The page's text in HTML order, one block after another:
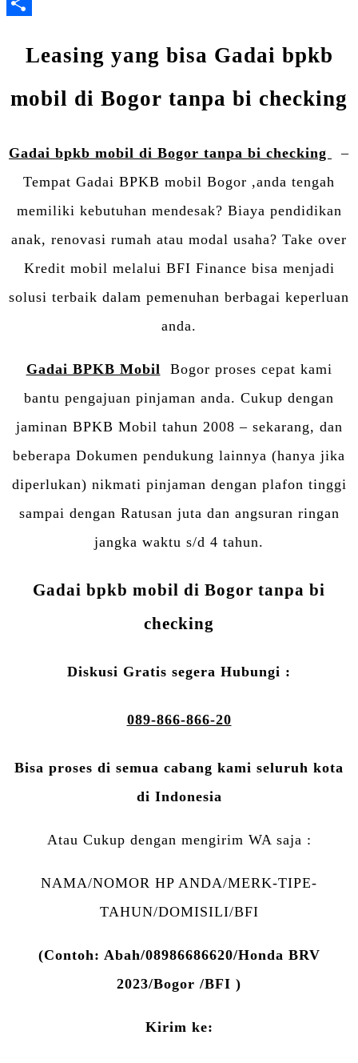
Leasing yang bisa Gadai bpkb
mobil di Bogor tanpa bi checking
Gadai bpkb mobil di Bogor tanpa bi checking
–
Tempat Gadai BPKB mobil Bogor ,anda tengah
memiliki kebutuhan mendesak? Biaya pendidikan
anak, renovasi rumah atau modal usaha? Take over
Kredit mobil melalui BFI Finance bisa menjadi
solusi terbaik dalam pemenuhan berbagai keperluan
anda.
Gadai BPKB Mobil Bogor proses cepat kami
bantu pengajuan pinjaman anda. Cukup dengan
jaminan BPKB Mobil tahun 2008 – sekarang, dan
beberapa Dokumen pendukung lainnya (hanya jika
diperlukan) nikmati pinjaman dengan plafon tinggi
sampai dengan Ratusan juta dan angsuran ringan
jangka waktu s/d 4 tahun.
Gadai bpkb mobil di Bogor tanpa bi
checking
Diskusi Gratis segera Hubungi :
089-866-866-20
Bisa proses di semua cabang kami seluruh kota
di Indonesia
Atau Cukup dengan mengirim WA saja :
NAMA/NOMOR HP ANDA/MERK-TIPE-
TAHUN/DOMISILI/BFI
(Contoh: Abah/08986686620/Honda BRV
2023/Bogor /BFI )
Kirim ke: